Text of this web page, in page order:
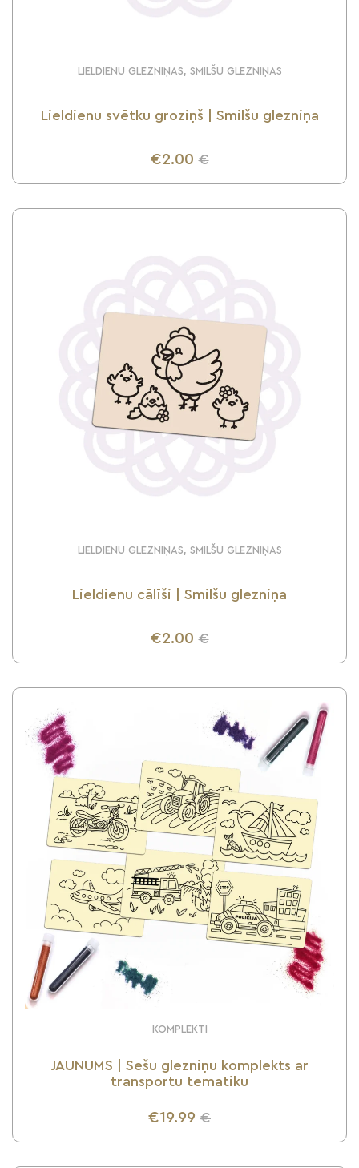
LIELDIENU GLEZNIŅAS, SMILŠU GLEZNIŅAS
Lieldienu svētku groziņš | Smilšu glezniņa
€2.00 €
UZZINI VAIRĀK
LIELDIENU GLEZNIŅAS, SMILŠU GLEZNIŅAS
Lieldienu cālīši | Smilšu glezniņa
€2.00 €
UZZINI VAIRĀK
KOMPLEKTI
JAUNUMS | Sešu glezniņu komplekts ar
transportu tematiku
€19.99 €
UZZINI VAIRĀK